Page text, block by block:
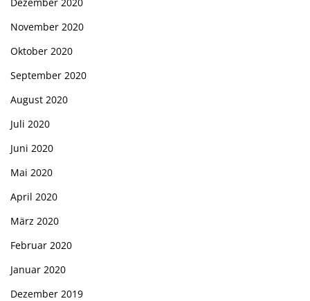
November 2020
Oktober 2020
September 2020
August 2020
Juli 2020
Juni 2020
Mai 2020
April 2020
März 2020
Februar 2020
Januar 2020
Dezember 2019